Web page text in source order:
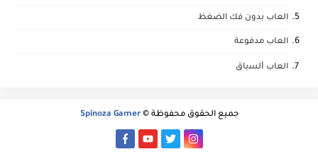
العاب بدون فك الضغظ
العاب مدفوعة
العاب ﺍﻟﺴباق
جميع الحقوق محفوظة © Spinoza Gamer